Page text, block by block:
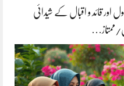
اور قائد و اقبال کے شیدائی
ممتاز…